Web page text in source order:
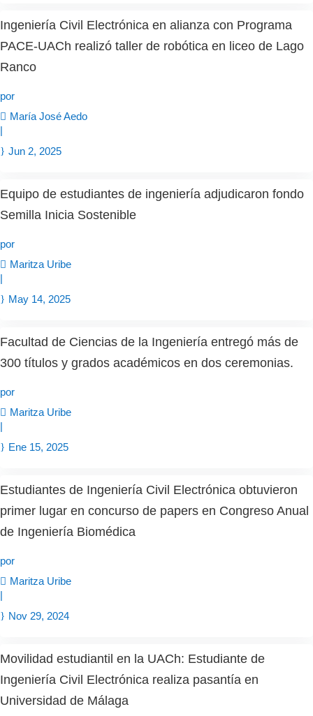
Ingeniería Civil Electrónica en alianza con Programa
PACE-UACh realizó taller de robótica en liceo de Lago
Ranco
por
María José Aedo
|
Jun 2, 2025
Equipo de estudiantes de ingeniería adjudicaron fondo
Semilla Inicia Sostenible
por
Maritza Uribe
|
May 14, 2025
Facultad de Ciencias de la Ingeniería entregó más de
300 títulos y grados académicos en dos ceremonias.
por
Maritza Uribe
|
Ene 15, 2025
Estudiantes de Ingeniería Civil Electrónica obtuvieron
primer lugar en concurso de papers en Congreso Anual
de Ingeniería Biomédica
por
Maritza Uribe
|
Nov 29, 2024
Movilidad estudiantil en la UACh: Estudiante de
Ingeniería Civil Electrónica realiza pasantía en
Universidad de Málaga